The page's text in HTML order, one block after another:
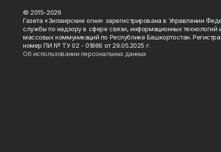
© 2015-2026
Газета «Зилаирские огни» зарегистрирована в Управлении
службы по надзору в сфере связи, информационных технологий
массовых коммуникаций по Республике Башкортостан.
номер ПИ № ТУ 02 - 01866 от 29.05.2025 г.
Об использовании персональных данных